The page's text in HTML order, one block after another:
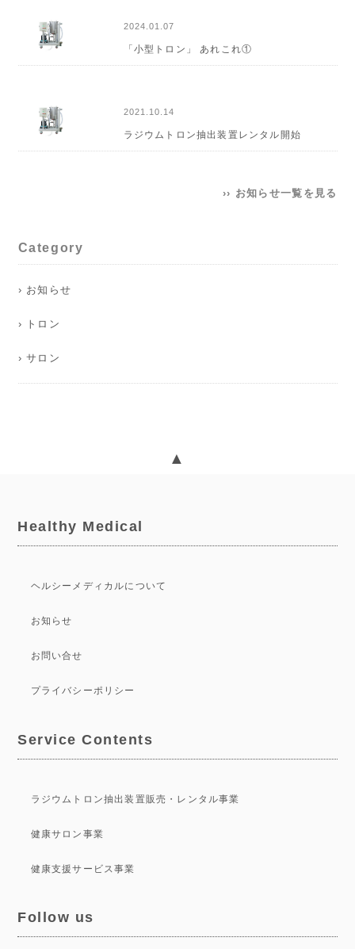
2024.01.07
「小型トロン」 あれこれ①
2021.10.14
ラジウムトロン抽出装置レンタル開始
›› お知らせ一覧を見る
Category
› お知らせ
› トロン
› サロン
▲
Healthy Medical
ヘルシーメディカルについて
お知らせ
お問い合せ
プライバシーポリシー
Service Contents
ラジウムトロン抽出装置販売・レンタル事業
健康サロン事業
健康支援サービス事業
Follow us